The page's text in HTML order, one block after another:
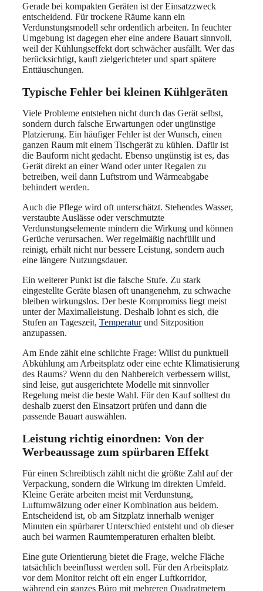
Gerade bei kompakten Geräten ist der Einsatzzweck
entscheidend. Für trockene Räume kann ein
Verdunstungsmodell sehr ordentlich arbeiten. In feuchter
Umgebung ist dagegen eher eine andere Bauart sinnvoll,
weil der Kühlungseffekt dort schwächer ausfällt. Wer das
berücksichtigt, kauft zielgerichteter und spart spätere
Enttäuschungen.
Typische Fehler bei kleinen Kühlgeräten
Viele Probleme entstehen nicht durch das Gerät selbst,
sondern durch falsche Erwartungen oder ungünstige
Platzierung. Ein häufiger Fehler ist der Wunsch, einen
ganzen Raum mit einem Tischgerät zu kühlen. Dafür ist
die Bauform nicht gedacht. Ebenso ungünstig ist es, das
Gerät direkt an einer Wand oder unter Regalen zu
betreiben, weil dann Luftstrom und Wärmeabgabe
behindert werden.
Auch die Pflege wird oft unterschätzt. Stehendes Wasser,
verstaubte Auslässe oder verschmutzte
Verdunstungselemente mindern die Wirkung und können
Gerüche verursachen. Wer regelmäßig nachfüllt und
reinigt, erhält nicht nur bessere Leistung, sondern auch
eine längere Nutzungsdauer.
Ein weiterer Punkt ist die falsche Stufe. Zu stark
eingestellte Geräte blasen oft unangenehm, zu schwache
bleiben wirkungslos. Der beste Kompromiss liegt meist
unter der Maximalleistung. Deshalb lohnt es sich, die
Stufen an Tageszeit, Temperaturund Sitzposition
anzupassen.
Am Ende zählt eine schlichte Frage: Willst du punktuell
Abkühlung am Arbeitsplatz oder eine echte Klimatisierung
des Raums? Wenn du den Nahbereich verbessern willst,
sind leise, gut ausgerichtete Modelle mit sinnvoller
Regelung meist die beste Wahl. Für den Kauf solltest du
deshalb zuerst den Einsatzort prüfen und dann die
passende Bauart auswählen.
Leistung richtig einordnen: Von der
Werbeaussage zum spürbaren Effekt
Für einen Schreibtisch zählt nicht die größte Zahl auf der
Verpackung, sondern die Wirkung im direkten Umfeld.
Kleine Geräte arbeiten meist mit Verdunstung,
Luftumwälzung oder einer Kombination aus beidem.
Entscheidend ist, ob am Sitzplatz innerhalb weniger
Minuten ein spürbarer Unterschied entsteht und ob dieser
auch bei warmen Raumtemperaturen erhalten bleibt.
Eine gute Orientierung bietet die Frage, welche Fläche
tatsächlich beeinflusst werden soll. Für den Arbeitsplatz
vor dem Monitor reicht oft ein enger Luftkorridor,
während ein ganzes Büro mit mehreren Quadratmetern